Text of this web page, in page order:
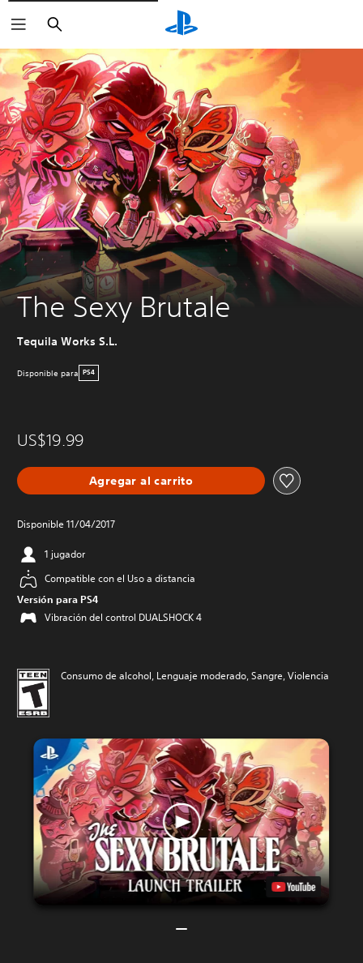
Buscar
The Sexy Brutale
Tequila Works S.L.
Disponible para PS4
US$19.99
Agregar al carrito
Disponible 11/04/2017
1 jugador
Compatible con el Uso a distancia
Versión para PS4
Vibración del control DUALSHOCK 4
Consumo de alcohol, Lenguaje moderado, Sangre, Violencia